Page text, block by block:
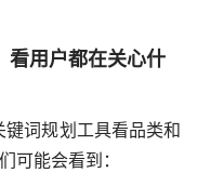
看用户都在关心什
词规划工具看品类和
可能会看到：